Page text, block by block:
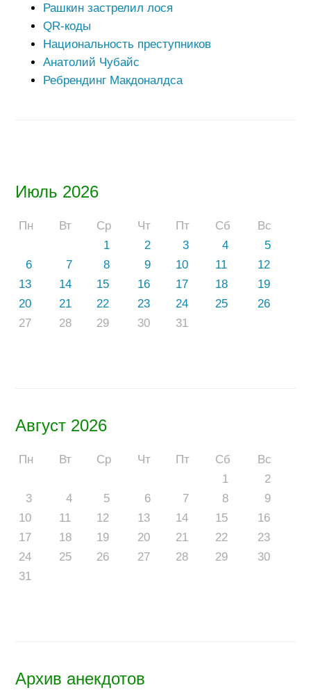
Июль 2026
Пн Вт Ср Чт Пт Сб
Вс
1
2 3 4
5
6
7 8 9 10 11
12
13
14 15 16 17 18
19
20
21 22 23 24 25
26
27
28 29 30 31
Август 2026
Пн Вт Ср Чт Пт Сб
Вс
1
2
3
4 5 6 7 8
9
10
11 12 13 14 15
16
17
18 19 20 21 22
23
24
25 26 27 28 29
30
31
Архив анекдотов
Рашкин застрелил лося
QR-коды
Национальность преступников
Анатолий Чубайс
Ребрендинг Макдоналдса